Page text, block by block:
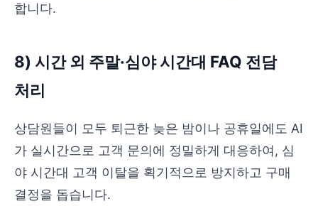
합니다.
8) 시간 외 주말·심야 시간대 FAQ 전담
처리
상담원들이 모두 퇴근한 늦은 밤이나 공휴일에도 AI
가 실시간으로 고객 문의에 정밀하게 대응하여, 심
야 시간대 고객 이탈을 획기적으로 방지하고 구매
결정을 돕습니다.